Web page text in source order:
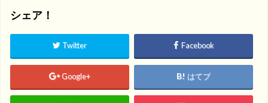
シェア！
Twitter Facebook
Google+ はてブ